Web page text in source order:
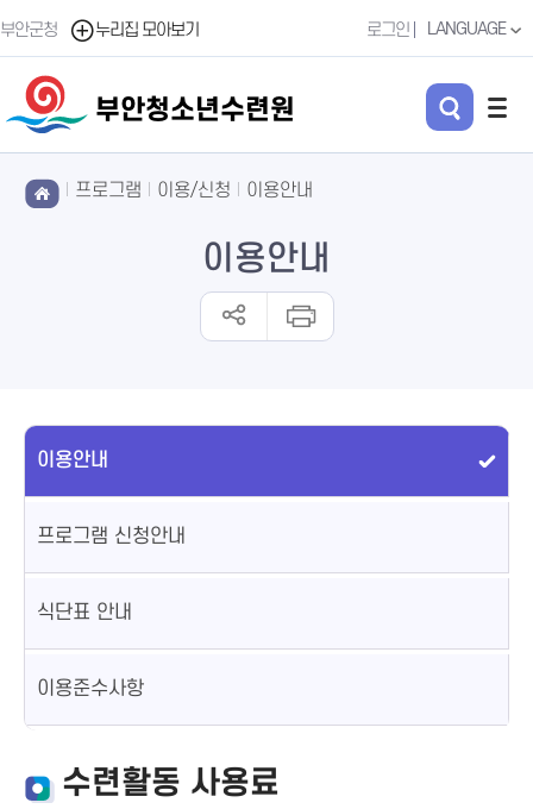
부안군청 누리집 모아보기 로그인 LANGUAGE
부안청소년수련원
프로그램 이용/신청 이용안내
이용안내
이용안내
프로그램 신청안내
식단표 안내
이용준수사항
수련활동 사용료